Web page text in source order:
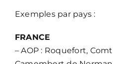
Exemples par pays :
FRANCE
– AOP : Roquefort,